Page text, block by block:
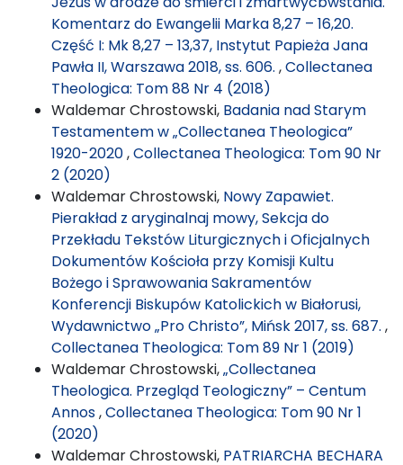
Komentarz do Ewangelii Marka 8,27 – 16,20.
Część I: Mk 8,27 – 13,37, Instytut Papieża Jana
Pawła II, Warszawa 2018, ss. 606. ,Collectanea
Theologica: Tom 88 Nr 4 (2018)
Waldemar Chrostowski, Badania nad Starym
Testamentem w „Collectanea Theologica”
1920-2020,Collectanea Theologica: Tom 90 Nr
2 (2020)
Waldemar Chrostowski, Nowy Zapawiet.
Pierakład z aryginalnaj mowy, Sekcja do
Przekładu Tekstów Liturgicznych i Oficjalnych
Dokumentów Kościoła przy Komisji Kultu
Bożego i Sprawowania Sakramentów
Konferencji Biskupów Katolickich w Białorusi,
Wydawnictwo „Pro Christo”, Mińsk 2017, ss. 687. ,
Collectanea Theologica: Tom 89 Nr 1 (2019)
Waldemar Chrostowski,„Collectanea
Theologica. Przegląd Teologiczny” – Centum
Annos,Collectanea Theologica: Tom 90 Nr 1
(2020)
Waldemar Chrostowski, PATRIARCHA BECHARA